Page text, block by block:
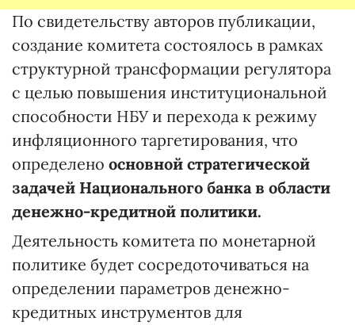
По свидетельству авторов публикации,
создание комитета состоялось в рамках
структурной трансформации регулятора
с целью повышения институциональной
способности НБУ и перехода к режиму
инфляционного таргетирования, что
определено основной стратегической
задачей Национального банка в области
денежно-кредитной политики.
Деятельность комитета по монетарной
политике будет сосредоточиваться на
определении параметров денежно-
кредитных инструментов для